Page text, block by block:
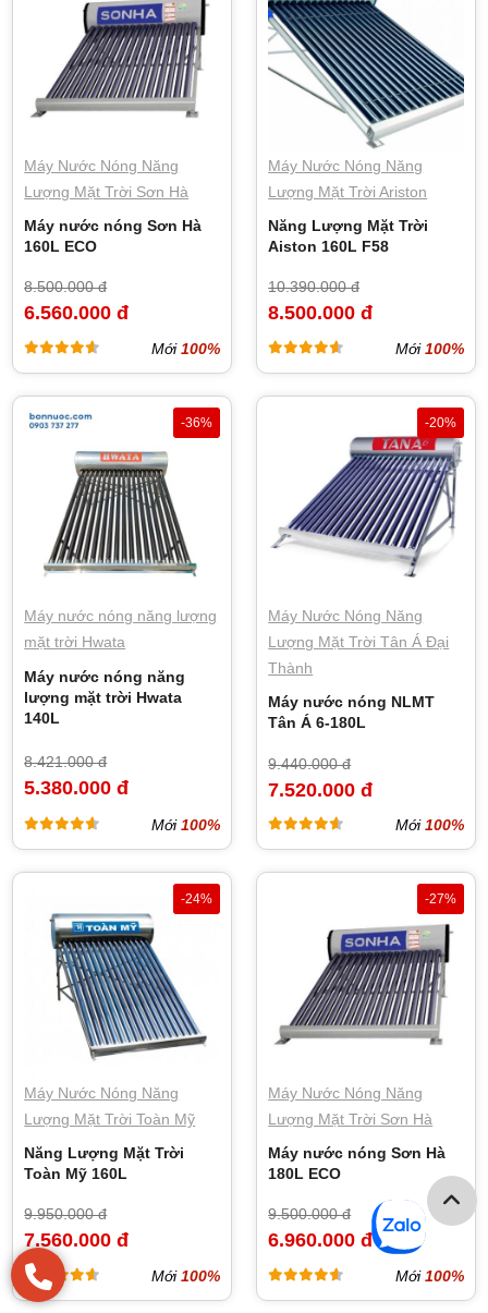
Máy Nước Nóng Năng
Lượng Mặt Trời Sơn Hà
Máy nước nóng Sơn Hà
160L ECO
8.500.000 đ
6.560.000 đ
Mới100%
Máy Nước Nóng Năng
Lượng Mặt Trời Ariston
Năng Lượng Mặt Trời
Aiston 160L F58
10.390.000 đ
8.500.000 đ
Mới100%
-36%
Máy nước nóng năng lượng
mặt trời Hwata
Máy nước nóng năng
lượng mặt trời Hwata
140L
8.421.000 đ
5.380.000 đ
Mới100%
-20%
Máy Nước Nóng Năng
Lượng Mặt Trời Tân Á Đại
Thành
Máy nước nóng NLMT
Tân Á 6-180L
9.440.000 đ
7.520.000 đ
Mới100%
-24%
Máy Nước Nóng Năng
Lượng Mặt Trời Toàn Mỹ
Năng Lượng Mặt Trời
Toàn Mỹ 160L
9.950.000 đ
7.560.000 đ
Mới100%
-27%
Máy Nước Nóng Năng
Lượng Mặt Trời Sơn Hà
Máy nước nóng Sơn Hà
180L ECO
9.500.000 đ
6.960.000 đ
Mới100%